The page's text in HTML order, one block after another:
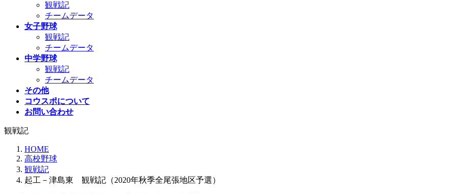
観戦記
チームデータ
女子野球
観戦記
チームデータ
中学野球
観戦記
チームデータ
その他
コウスポについて
お問い合わせ
観戦記
HOME
高校野球
観戦記
起工－津島東 観戦記（2020年秋季全尾張地区予選）